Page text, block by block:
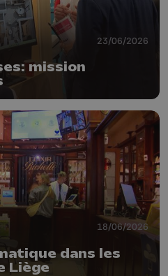
23/06/2026
mission
18/06/2026
dans les
Liège